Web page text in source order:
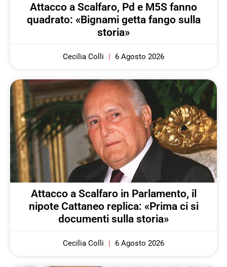
Attacco a Scalfaro, Pd e M5S fanno
quadrato: «Bignami getta fango sulla
storia»
Cecilia Colli 6 Agosto 2026
Attacco a Scalfaro in Parlamento, il
nipote Cattaneo replica: «Prima ci si
documenti sulla storia»
Cecilia Colli 6 Agosto 2026